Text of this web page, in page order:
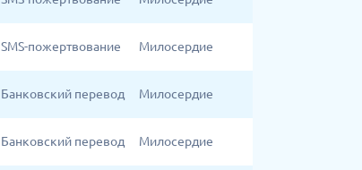
SMS-пожертвование Милосердие
Банковский перевод Милосердие
Банковский перевод Милосердие